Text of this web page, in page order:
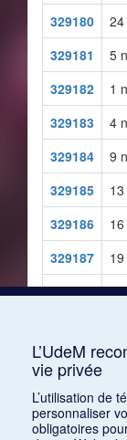
329180
329181
5
329182
1
329183
4
329184
9
329185
329186
329187
329188
329190
329191
6
329192
8
L’UdeM
vie privée
L’utilisation de
personnaliser
obligatoires